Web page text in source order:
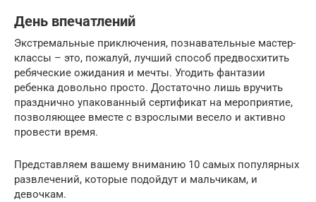
День впечатлений
Экстремальные приключения, познавательные мастер-
классы – это, пожалуй, лучший способ предвосхитить
ребяческие ожидания и мечты. Угодить фантазии
ребенка довольно просто. Достаточно лишь вручить
празднично упакованный сертификат на мероприятие,
позволяющее вместе с взрослыми весело и активно
провести время.
Представляем вашему вниманию 10 самых популярных
развлечений, которые подойдут и мальчикам, и
девочкам.